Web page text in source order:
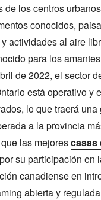
de los centros
conocidos,
actividades al aire
para los
de 2022, el sector
está operativo y
lo que traerá
a la provincia
las mejorescasas
su participación en
canadiense en
abierta y